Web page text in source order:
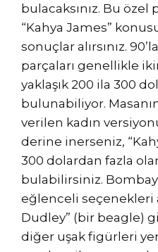
bulacaksınız. Bu özel
“Kahya James”
sonuçlar alırsınız.
parçaları genellikle
yaklaşık 200 ila 300
bulunabiliyor.
verilen kadın
derine inerseniz,
300 dolardan fazla
bulabilirsiniz.
eğlenceli seçenekleri
Dudley” (bir beagle)
diğer uşak figürleri yer